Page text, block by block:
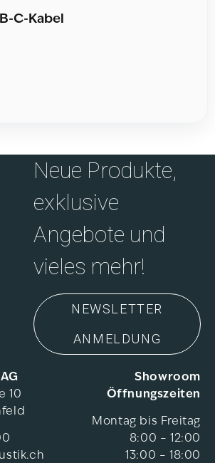
C-Kabel
Neue Produkte,
exklusive
Angebote und
vieles mehr!
NEWSLETTER
ANMELDUNG
10
Showroom
Öffnungszeiten
Montag bis Freitag
8:00 – 12:00
13:00 – 18:00